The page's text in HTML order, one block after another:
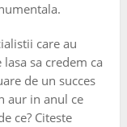
care au
sa credem ca
de un succes
aur in anul ce
ce? Citeste